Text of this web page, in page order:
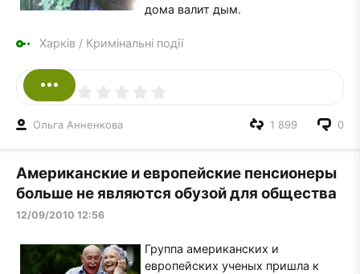
дома валит дым.
Харків / Кримінальні події
Ольга Анненкова 0
1 899
Американские и европейские пенсионеры
больше не являются обузой для общества
12/09/2010 12:56
Группа американских и
европейских ученых пришла к